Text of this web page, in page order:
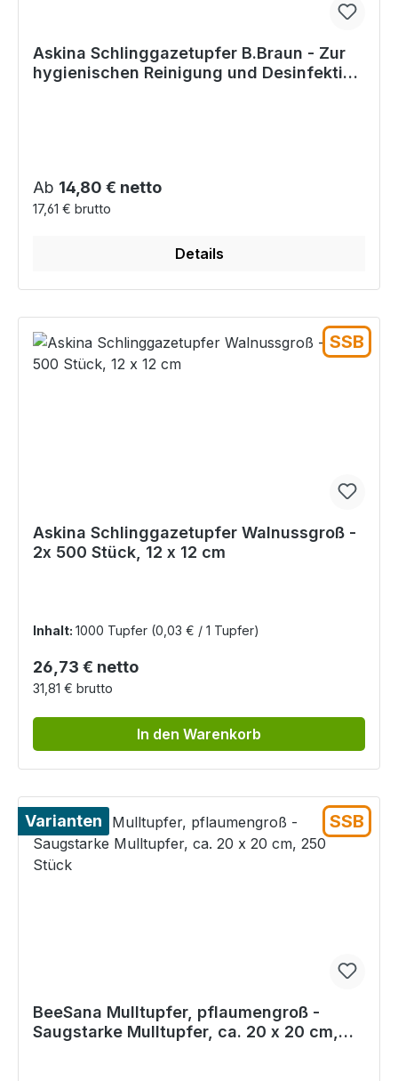
Askina Schlinggazetupfer B.Braun - Zur
hygienischen Reinigung und Desinfektion
Regulärer Preis:
Ab 14,80 € netto
17,61 € brutto
Details
SSB
Askina Schlinggazetupfer Walnussgroß -
2x 500 Stück, 12 x 12 cm
Inhalt: 1000 Tupfer (0,03 € / 1 Tupfer)
Regulärer Preis:
26,73 € netto
31,81 € brutto
In den Warenkorb
Varianten SSB
BeeSana Mulltupfer, pflaumengroß -
Saugstarke Mulltupfer, ca. 20 x 20 cm,